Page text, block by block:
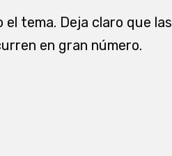
tema. Deja claro que las
en gran número.